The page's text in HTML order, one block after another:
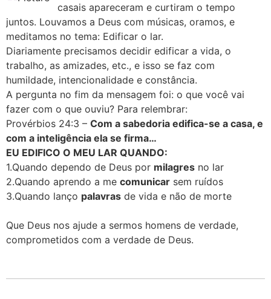
casais apareceram e curtiram o tempo
juntos. Louvamos a Deus com músicas, oramos, e
meditamos no tema: Edificar o lar.
Diariamente precisamos decidir edificar a vida, o
trabalho, as amizades, etc., e isso se faz com
humildade, intencionalidade e constância.
A pergunta no fim da mensagem foi: o que você vai
fazer com o que ouviu? Para relembrar:
Provérbios 24:3 – Com a sabedoria edifica-se a casa, e
com a inteligência ela se firma…
EU EDIFICO O MEU LAR QUANDO:
1.Quando dependo de Deus por milagres no lar
2.Quando aprendo a me comunicar sem ruídos
3.Quando lanço palavras de vida e não de morte
Que Deus nos ajude a sermos homens de verdade,
comprometidos com a verdade de Deus.